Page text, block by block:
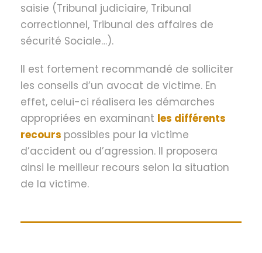
saisie (Tribunal judiciaire, Tribunal
correctionnel, Tribunal des affaires de
sécurité Sociale…).
Il est fortement recommandé de solliciter
les conseils d’un avocat de victime. En
effet, celui-ci réalisera les démarches
appropriées en examinant les différents
recours possibles pour la victime
d’accident ou d’agression. Il proposera
ainsi le meilleur recours selon la situation
de la victime.